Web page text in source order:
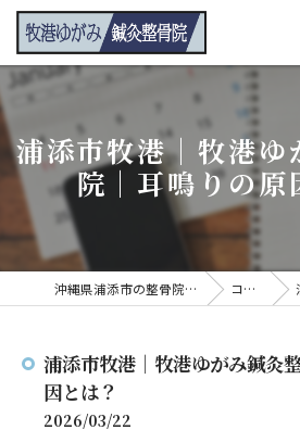
浦添市牧港｜牧港ゆ
院｜耳鳴りの原
沖縄県浦添市の整骨院なら牧港ゆがみ鍼灸整骨院 コンテンツ
浦添市牧港｜牧港ゆがみ鍼灸
因とは？
2026/03/22